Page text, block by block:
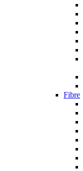
Fibre